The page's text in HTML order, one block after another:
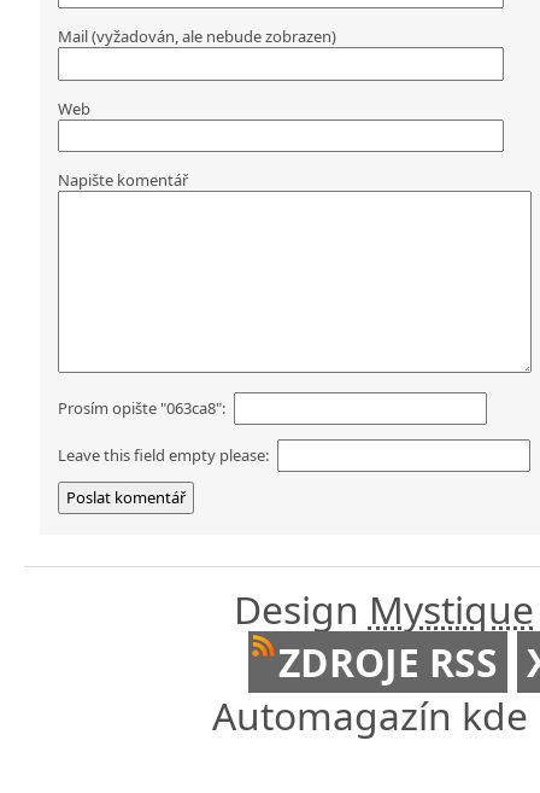
Mail (vyžadován, ale nebude zobrazen)
Web
Napište komentář
Prosím opište "063ca8":
Leave this field empty please:
Design Mystique
ZDROJE RSS
Automagazín